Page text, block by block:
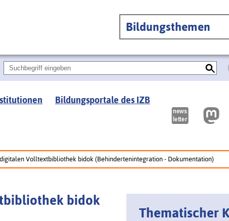
Bildungsthemen
Bildungsportale des IZB
Volltextbibliothek bidok (Behindertenintegration - Dokumentation)
bidok
Thematischer